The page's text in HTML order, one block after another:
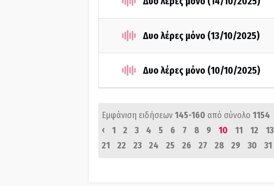
Δυο λέρες μόνο (13/10/2025)
Δυο λέρες μόνο (10/10/2025)
Εμφάνιση ειδήσεων145-160 από σύνολο 1154
‹
1 2 3 4 5 6 7 8 9 10 11 12 13
21
22 23 24 25 26 27 28 29 30 31